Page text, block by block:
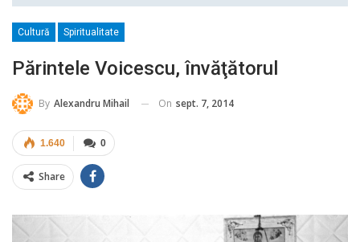
Cultură Spiritualitate
Părintele Voicescu, învăţătorul
By Alexandru Mihail On sept. 7, 2014
0
1.640
Share